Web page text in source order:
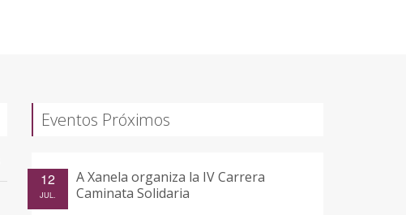
Eventos Próximos
A Xanela organiza la IV Carrera
Caminata Solidaria
12
JUL.